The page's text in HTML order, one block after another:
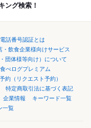
ング検索！
話番号認証とは
・飲食企業様向けサービス
団体様等向け）について
食べログプレミアム
約（リクエスト予約）
特定商取引法に基づく表記
企業情報
キーワード一覧
一覧